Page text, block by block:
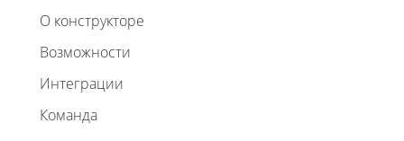
О конструкторе
Возможности
Интеграции
Команда